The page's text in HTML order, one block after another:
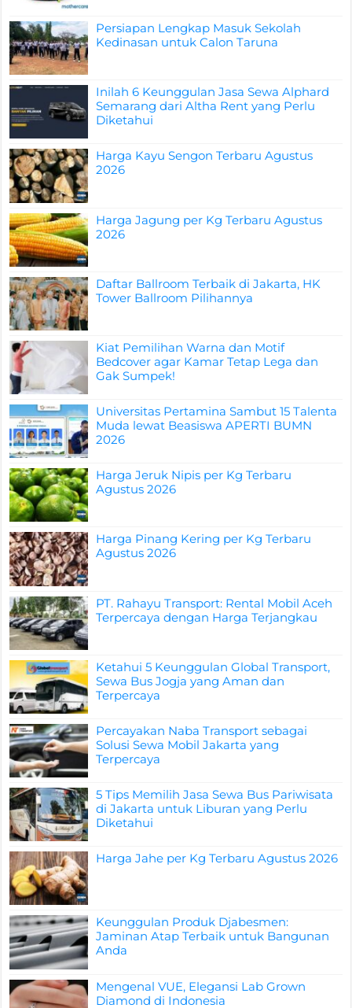
Persiapan Lengkap Masuk Sekolah
Kedinasan untuk Calon Taruna
Inilah 6 Keunggulan Jasa Sewa Alphard
Semarang dari Altha Rent yang Perlu
Diketahui
Harga Kayu Sengon Terbaru Agustus
2026
Harga Jagung per Kg Terbaru Agustus
2026
Daftar Ballroom Terbaik di Jakarta, HK
Tower Ballroom Pilihannya
Kiat Pemilihan Warna dan Motif
Bedcover agar Kamar Tetap Lega dan
Gak Sumpek!
Universitas Pertamina Sambut 15 Talenta
Muda lewat Beasiswa APERTI BUMN
2026
Harga Jeruk Nipis per Kg Terbaru
Agustus 2026
Harga Pinang Kering per Kg Terbaru
Agustus 2026
PT. Rahayu Transport: Rental Mobil Aceh
Terpercaya dengan Harga Terjangkau
Ketahui 5 Keunggulan Global Transport,
Sewa Bus Jogja yang Aman dan
Terpercaya
Percayakan Naba Transport sebagai
Solusi Sewa Mobil Jakarta yang
Terpercaya
5 Tips Memilih Jasa Sewa Bus Pariwisata
di Jakarta untuk Liburan yang Perlu
Diketahui
Harga Jahe per Kg Terbaru Agustus 2026
Keunggulan Produk Djabesmen:
Jaminan Atap Terbaik untuk Bangunan
Anda
Mengenal VUE, Elegansi Lab Grown
Diamond di Indonesia